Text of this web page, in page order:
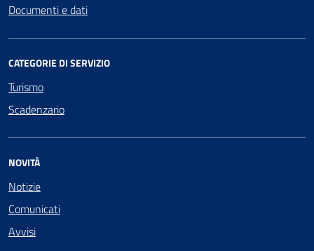
Documenti e dati
CATEGORIE DI SERVIZIO
Turismo
Scadenzario
NOVITÀ
Notizie
Comunicati
Avvisi